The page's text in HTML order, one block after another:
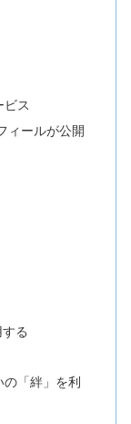
ビス
ィールが公開
る
「絆」を利